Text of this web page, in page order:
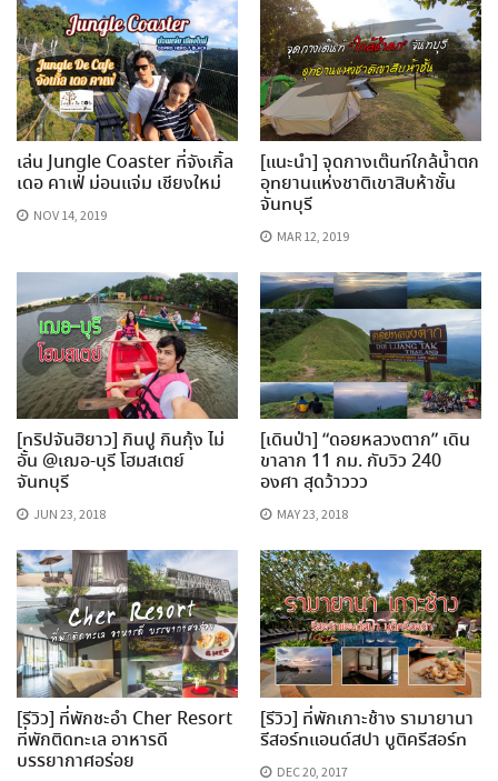
เล่น Jungle Coaster ที่จังเกิ้ล
เดอ คาเฟ่ ม่อนแจ่ม เชียงใหม่
NOV 14, 2019
[แนะนำ] จุดกางเต๊นท์ใกล้น้ำตก
อุทยานแห่งชาติเขาสิบห้าชั้น
จันทบุรี
MAR 12, 2019
[ทริปจันฮิยาว] กินปู กินกุ้ง ไม่
อั้น @เฌอ-บุรี โฮมสเตย์
จันทบุรี
JUN 23, 2018
[เดินป่า] “ดอยหลวงตาก” เดิน
ขาลาก 11 กม. กับวิว 240
องศา สุดว้าววว
MAY 23, 2018
[รีวิว] ที่พักชะอำ Cher Resort
ที่พักติดทะเล อาหารดี
บรรยากาศอร่อย
[รีวิว] ที่พักเกาะช้าง รามายานา
รีสอร์ทแอนด์สปา บูติครีสอร์ท
DEC 20, 2017